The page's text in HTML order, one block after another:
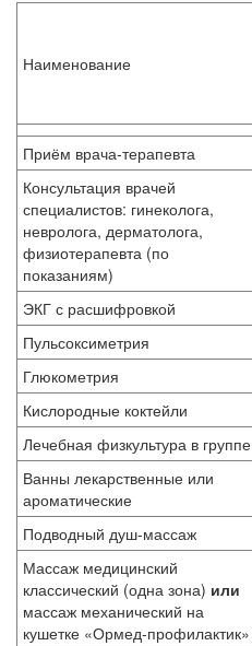
Наименование
Приём врача-терапевта
Консультация врачей
специалистов: гинеколога,
невролога, дерматолога,
физиотерапевта (по
показаниям)
ЭКГ с расшифровкой
Пульсоксиметрия
Глюкометрия
Кислородные коктейли
Лечебная физкультура в группе
Ванны лекарственные или
ароматические
Подводный душ-массаж
Массаж медицинский
классический (одна зона) или
массаж механический на
кушетке «Ормед-профилактик»